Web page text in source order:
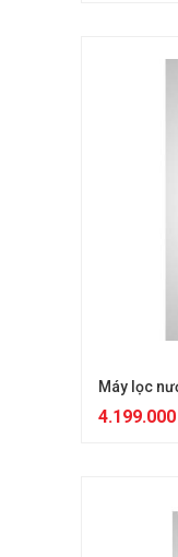
Máy lọc
4.199.000